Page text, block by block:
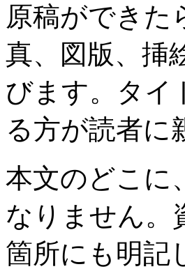
原稿ができた
真、図版、挿
びます。タイ
る方が読者に
本文のどこに
なりません。
箇所にも明記